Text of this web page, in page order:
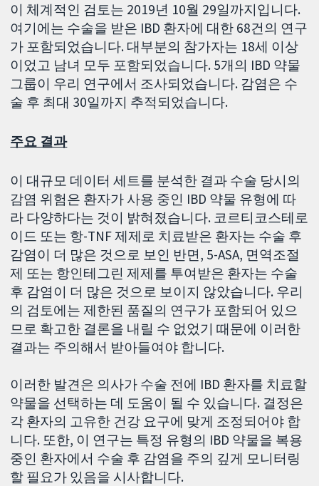
이 체계적인 검토는 2019년 10월 29일까지입니다.
여기에는 수술을 받은 IBD 환자에 대한 68건의 연구
가 포함되었습니다. 대부분의 참가자는 18세 이상
이었고 남녀 모두 포함되었습니다. 5개의 IBD 약물
그룹이 우리 연구에서 조사되었습니다. 감염은 수
술 후 최대 30일까지 추적되었습니다.
주요 결과
이 대규모 데이터 세트를 분석한 결과 수술 당시의
감염 위험은 환자가 사용 중인 IBD 약물 유형에 따
라 다양하다는 것이 밝혀졌습니다. 코르티코스테로
이드 또는 항-TNF 제제로 치료받은 환자는 수술 후
감염이 더 많은 것으로 보인 반면, 5-ASA, 면역조절
제 또는 항인테그린 제제를 투여받은 환자는 수술
후 감염이 더 많은 것으로 보이지 않았습니다. 우리
의 검토에는 제한된 품질의 연구가 포함되어 있으
므로 확고한 결론을 내릴 수 없었기 때문에 이러한
결과는 주의해서 받아들여야 합니다.
이러한 발견은 의사가 수술 전에 IBD 환자를 치료할
약물을 선택하는 데 도움이 될 수 있습니다. 결정은
각 환자의 고유한 건강 요구에 맞게 조정되어야 합
니다. 또한, 이 연구는 특정 유형의 IBD 약물을 복용
중인 환자에서 수술 후 감염을 주의 깊게 모니터링
할 필요가 있음을 시사합니다.